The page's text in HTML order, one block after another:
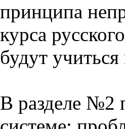
принципа
курса
будут
В разделе №2